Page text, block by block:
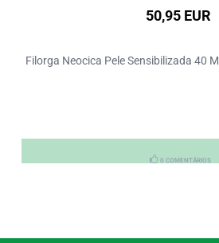
50,95 EUR
Filorga Neocica Pele Sensibilizada 40 Ml
0 COMENTÁRIOS